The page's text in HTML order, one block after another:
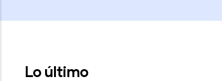
Lo último